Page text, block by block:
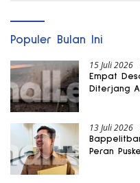
Populer Bulan Ini
15 Juli 2026
Empat
Diterjang
13 Juli 2026
Peran